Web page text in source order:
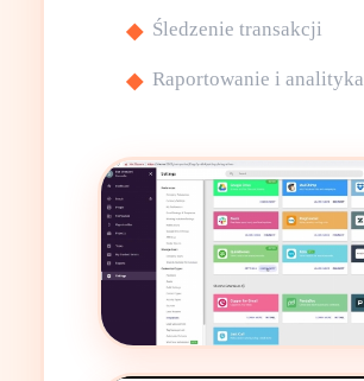
Śledzenie transakcji
Raportowanie i analityka